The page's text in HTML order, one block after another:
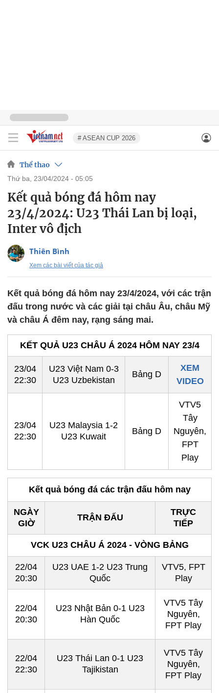
# ASEAN CUP 2026
Thể thao
thứ ba, 23/04/2024 - 05:05
Kết quả bóng đá hôm nay
23/4/2024: U23 Thái Lan bị loại,
Inter vô địch
Thiên Bình
Xem các bài viết của tác giả
Kết quả bóng đá hôm nay 23/4/2024, với các trận
đấu trong nước và các giải tại châu Âu, châu Mỹ
và châu Á đêm nay, rạng sáng mai.
KẾT QUẢ U23 CHÂU Á 2024 HÔM NAY 23/4
23/04
22:30
U23 Việt Nam 0-3
U23 Uzbekistan
Bảng D
XEM
VIDEO
23/04
22:30
U23 Malaysia 1-2
U23 Kuwait
Bảng D
VTV5
Tây
Nguyên,
FPT
Play
Kết quả bóng đá các trận đấu hôm nay
NGÀY
GIỜ
TRẬN ĐẤU
TRỰC
TIẾP
VCK U23 CHÂU Á 2024 - VÒNG BẢNG
22/04
20:30
U23 UAE 1-2 U23 Trung
Quốc
VTV5, FPT
Play
22/04
20:30
U23 Nhật Bản 0-1 U23
Hàn Quốc
VTV5 Tây
Nguyên,
FPT Play
22/04
22:30
U23 Thái Lan 0-1 U23
Tajikistan
VTV5 Tây
Nguyên,
FPT Play